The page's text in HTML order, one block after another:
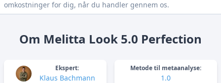
omkostninger for dig, når du handler gennem os.
Om Melitta Look 5.0 Perfection
Ekspert:
Klaus Bachmann
Metode til metaanalyse:
1.0